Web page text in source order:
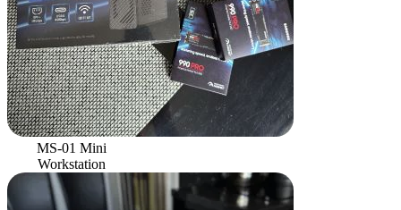
MS-01 Mini
Workstation